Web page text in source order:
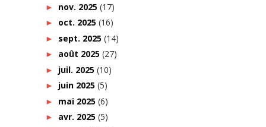
► nov. 2025 (17)
► oct. 2025 (16)
► sept. 2025 (14)
► août 2025 (27)
► juil. 2025 (10)
► juin 2025 (5)
► mai 2025 (6)
► avr. 2025 (5)